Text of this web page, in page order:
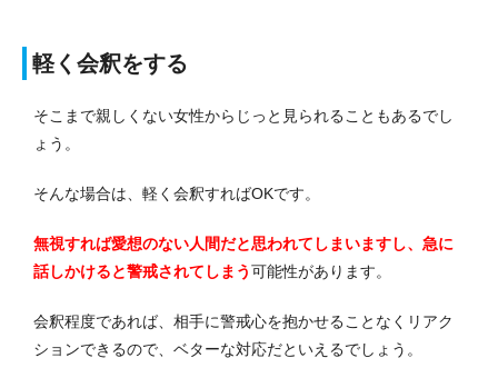
軽く会釈をする
そこまで親しくない女性からじっと見られることもあるでし
ょう。
そんな場合は、軽く会釈すればOKです。
無視すれば愛想のない人間だと思われてしまいますし、急に
話しかけると警戒されてしまう可能性があります。
会釈程度であれば、相手に警戒心を抱かせることなくリアク
ションできるので、ベターな対応だといえるでしょう。